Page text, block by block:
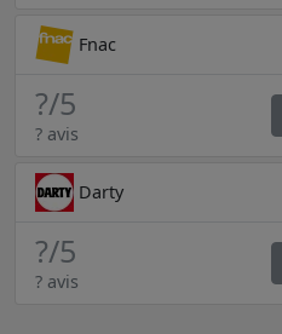
Fnac
?/5
? avis
Darty
?/5
? avis